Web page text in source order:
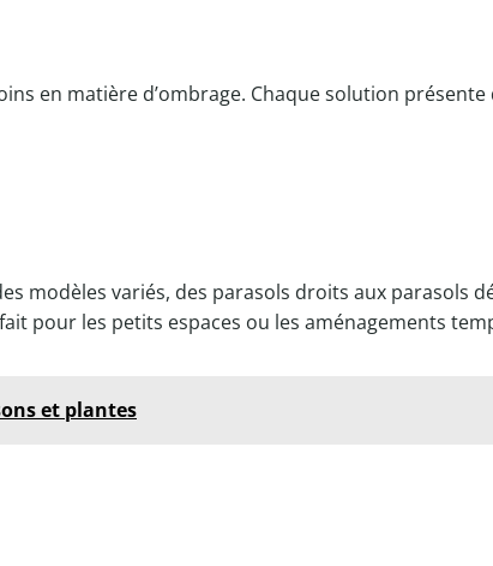
en matière d’ombrage. Chaque solution présente
modèles variés, des parasols droits aux parasols
pour les petits espaces ou les aménagements
et plantes